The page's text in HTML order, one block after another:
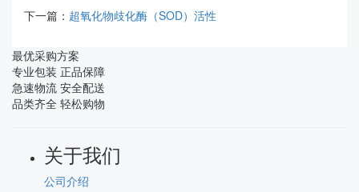
下一篇： 超氧化物歧化酶（SOD）活性
最优采购方案
专业包装 正品保障
急速物流 安全配送
品类齐全 轻松购物
关于我们
公司介绍